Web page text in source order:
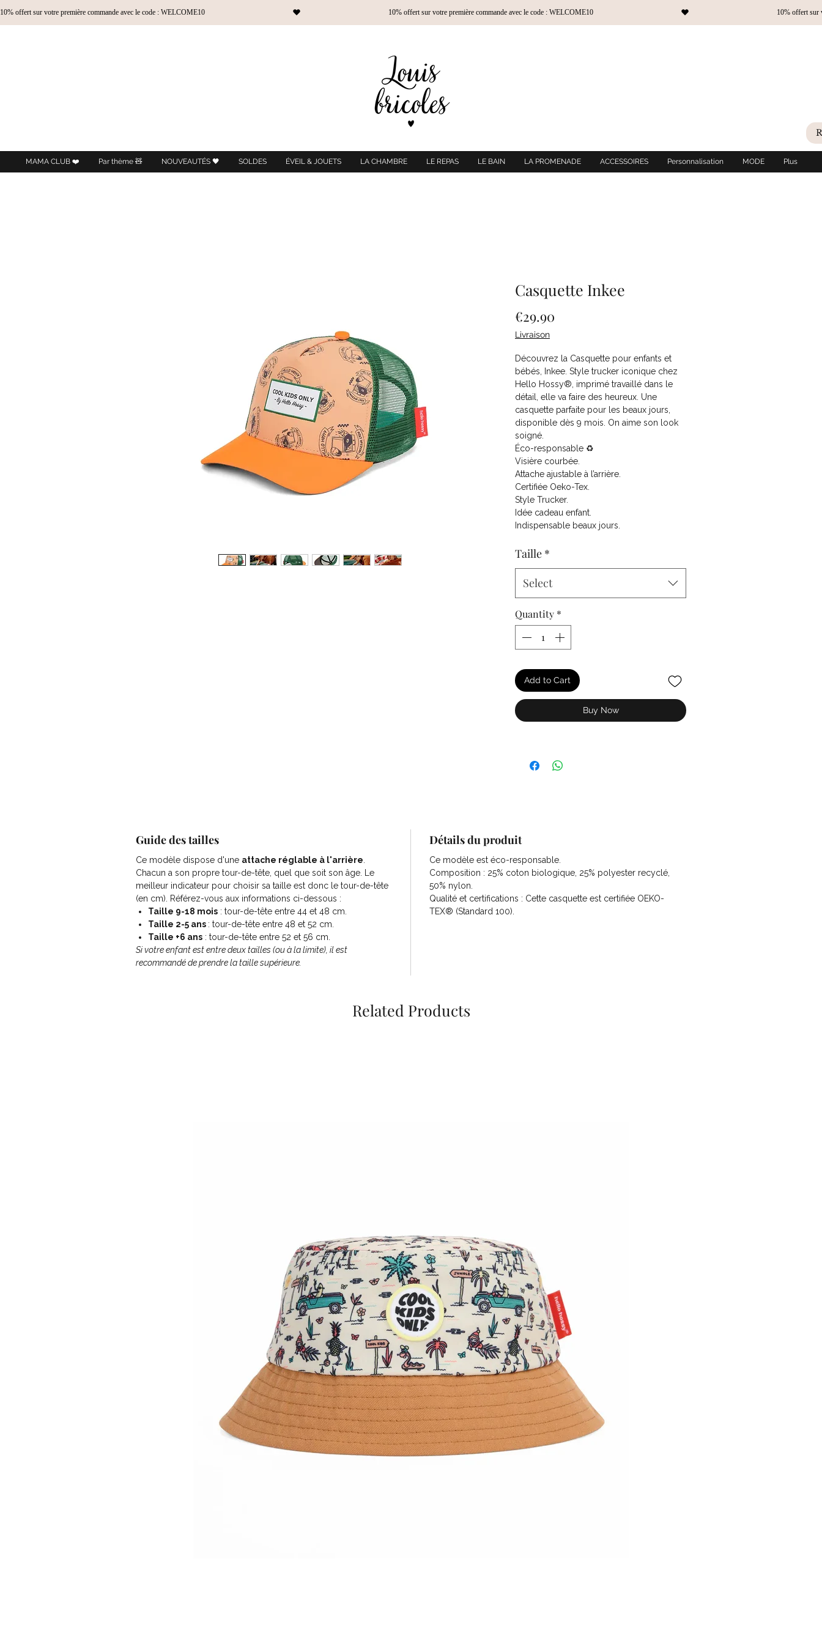
10% offert sur votre première commande avec le code : WELCOME10
MAMA CLUB ❤️ Par thème 🧸 NOUVEAUTÉS 🖤 SOLDES ÉVEIL & JOUETS LA CHAMBRE LE REPAS LE BAIN LA PROMENADE ACCESSOIRES Personnalisation MODE Plus
Casquette Inkee
€29.90
Livraison
Découvrez la Casquette pour enfants et
bébés, Inkee. Style trucker iconique chez
Hello Hossy®, imprimé travaillé dans le
détail, elle va faire des heureux. Une
casquette parfaite pour les beaux jours,
disponible dès 9 mois. On aime son look
soigné.
Éco-responsable ♻️
Visière courbée.
Attache ajustable à l’arrière.
Certifiée Oeko-Tex.
Style Trucker.
Idée cadeau enfant.
Indispensable beaux jours.
Taille *
Select
Quantity *
Add to Cart
Buy Now
Guide des tailles
Ce modèle dispose d'une attache réglable à l'arrière
Chacun a son propre tour-de-tête, quel que soit son âge. Le
meilleur indicateur pour choisir sa taille est donc le tour-de-tête
(en cm). Référez-vous aux informations ci-dessous :
Taille 9-18 mois : tour-de-tête entre 44 et 48 cm.
Taille 2-5 ans : tour-de-tête entre 48 et 52 cm.
Taille +6 ans : tour-de-tête entre 52 et 56 cm.
Si votre enfant est entre deux tailles (ou à la limite), il est
recommandé de prendre la taille supérieure.
Détails du produit
Ce modèle est éco-responsable.
Composition : 25% coton biologique, 25% polyester recyclé,
50% nylon.
Qualité et certifications : Cette casquette est certifiée OEKO-
TEX® (Standard 100).
Related Products